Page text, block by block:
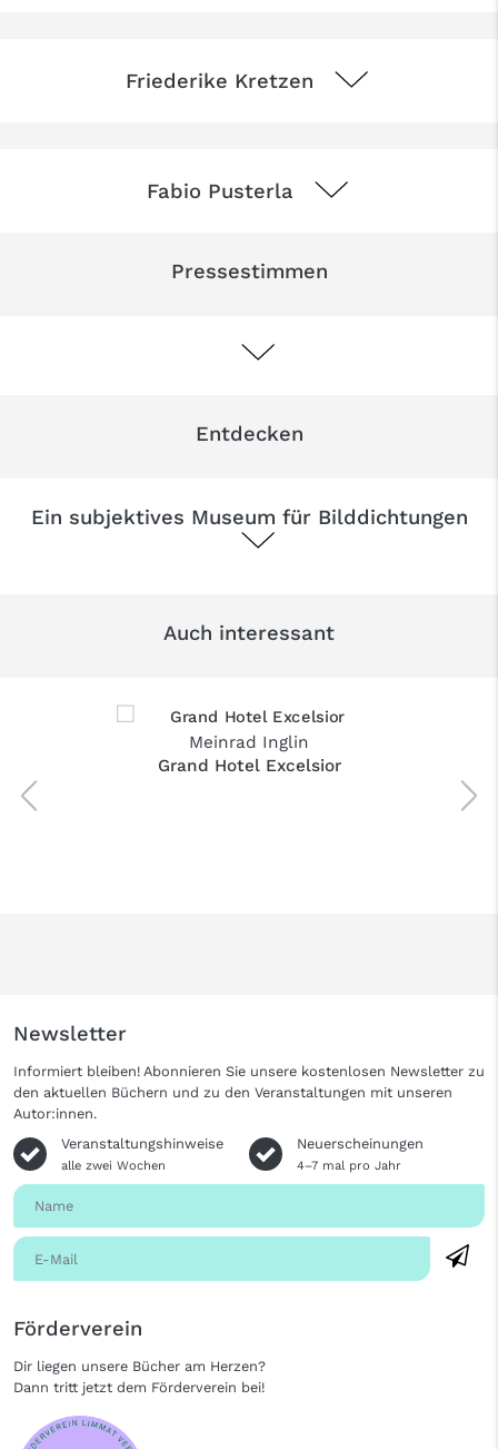
Friederike Kretzen
Fabio Pusterla
Pressestimmen
Entdecken
Ein subjektives Museum für Bilddichtungen
Auch interessant
Meinrad Inglin
Grand Hotel Excelsior
Newsletter
Informiert bleiben! Abonnieren Sie unsere kostenlosen Newsletter zu
den aktuellen Büchern und zu den Veranstaltungen mit unseren
Autor:innen.
Veranstaltungshinweise
alle zwei Wochen
Neuerscheinungen
4–7 mal pro Jahr
Förderverein
Dir liegen unsere Bücher am Herzen?
Dann tritt jetzt dem Förderverein bei!